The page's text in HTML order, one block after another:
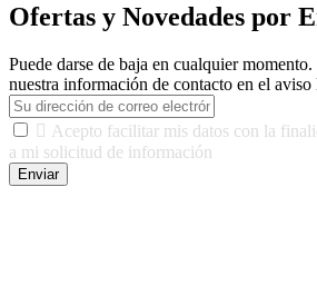
Ofertas y Novedades por
Puede darse de baja en cualquier
nuestra información de contacto en el aviso
 Acepto facilitar mis datos con la
a mi solicitud de información
Enviar